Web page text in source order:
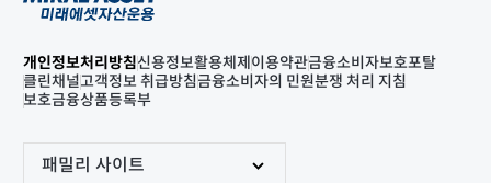
개인정보처리방침신용정보활용체제 이용약관금융소비자보호포탈
클린채널고객정보 취급방침금융소비자의 민원분쟁 처리 지침
보호금융상품등록부
패밀리 사이트